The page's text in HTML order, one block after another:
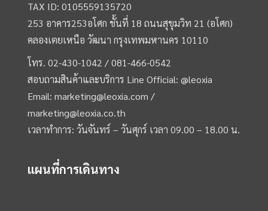
TAX ID: 0105559135720
253 อาคาร253อโศก ชั้นที่ 18 ถนนสุขุมวิท 21 (อโศก)
คลองเตยเหนือ วัฒนา กรุงเทพมหานคร 10110
โทร.02-430-1042 /081-466-0542
สอบถามสินค้าและบริการ Line Official:@leoxia
Email:marketing@leoxia.com /
marketing@leoxia.co.th
เวลาทำการ: วันจันทร์ – วันศุกร์ เวลา 09.00 – 18.00 น.
แผนที่การเดินทาง